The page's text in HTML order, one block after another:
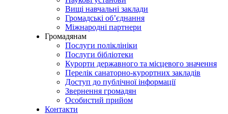
Вищі навчальні заклади
Громадські об’єднання
Міжнародні партнери
Громадянам
Послуги поліклініки
Послуги бібліотеки
Курорти державного та місцевого значення
Перелік санаторно-курортних закладів
Доступ до публічної інформації
Звернення громадян
Особистий прийом
Контакти